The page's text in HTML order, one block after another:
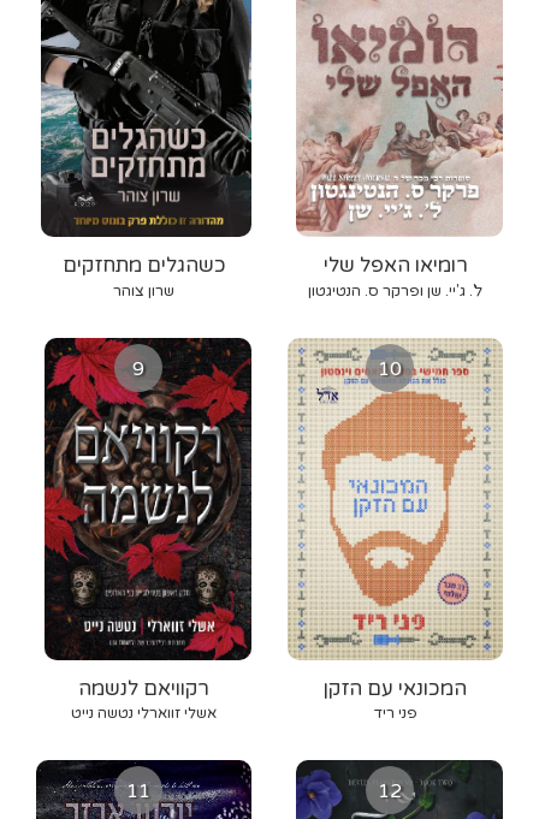
כשהגלים מתחזקים
שרון צוהר
רומיאו האפל שלי
ל'. ג'יי. שן ופרקר ס. הנטיגטון
9
רקוויאם לנשמה
אשלי זווארלי נטשה נייט
10
המכונאי עם הזקן
פני ריד
11 12